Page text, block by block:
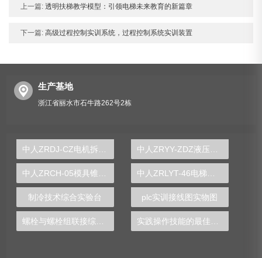
上一篇: 透明扶梯教学模型：引领电梯未来教育的新篇章
下一篇: 高级过程控制实训系统，过程控制系统实训装置
生产基地
浙江省丽水市石牛路262号2栋
制冷技术综合实验台 plc实训接线图实物图